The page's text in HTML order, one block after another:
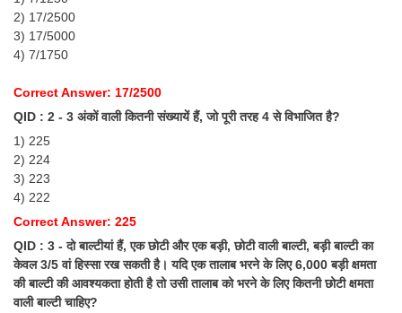
Tier-1 Answer Keys
SSC CGL TIER-2
TIER-2 Papers
TIER-2 Syllabus
Study Kit for CGL Tier-1
CGL Trend Analysis
CGL Exam Downloads
2) 17/2500
3) 17/5000
4) 7/1750
Correct Answer: 17/2500
QID : 2 - 3 अंकों वाली कितनी संख्यायें हैं, जो पूरी तरह 4 से विभाजित है?
1) 225
2) 224
3) 223
4) 222
Correct Answer: 225
QID : 3 - दो बाल्टीयां हैं, एक छोटी और एक बड़ी, छोटी वाली बाल्टी, बड़ी बाल्टी का
केवल 3/5 वां हिस्सा रख सकती है। यदि एक तालाब भरने के लिए 6,000 बड़ी क्षमता
की बाल्टी की आवश्यकता होती है तो उसी तालाब को भरने के लिए कितनी छोटी क्षमता
वाली बाल्टी चाहिए?